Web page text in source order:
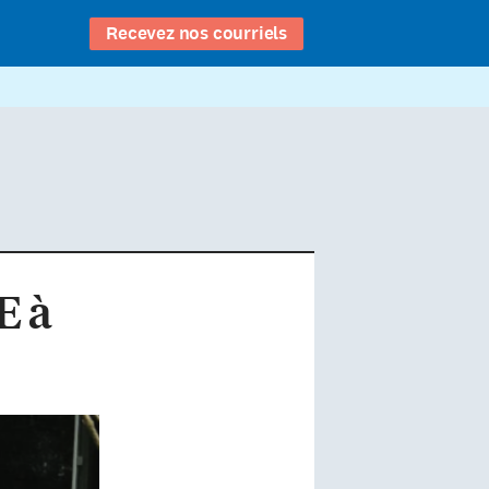
Recevez nos courriels
à